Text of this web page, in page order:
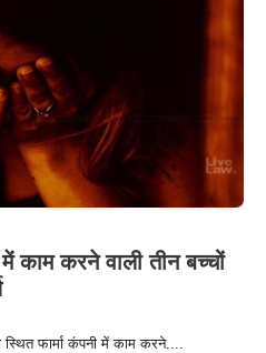
में काम करने वाली तीन बच्चों
स्थित फार्मा कंपनी में काम करने....